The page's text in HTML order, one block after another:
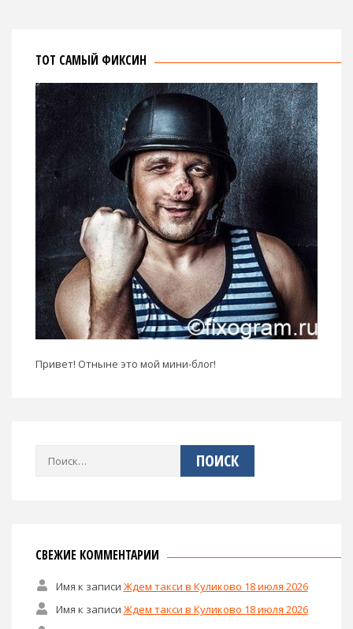
ТОТ САМЫЙ ФИКСИН
Привет! Отныне это мой мини-блог!
Найти:
СВЕЖИЕ КОММЕНТАРИИ
Имя к записи Ждем такси в Куликово 18 июля 2026
Имя к записи Ждем такси в Куликово 18 июля 2026